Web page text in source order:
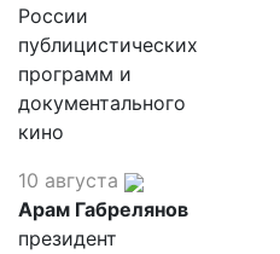
России
публицистических
программ и
документального
кино
10 августа
Арам Габрелянов
президент